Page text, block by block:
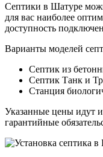
Септики в Шатуре
для вас наиболее
доступность
Варианты моделей
Септик из
Септик Танк и
Станция
Указанные цены идут
гарантийные